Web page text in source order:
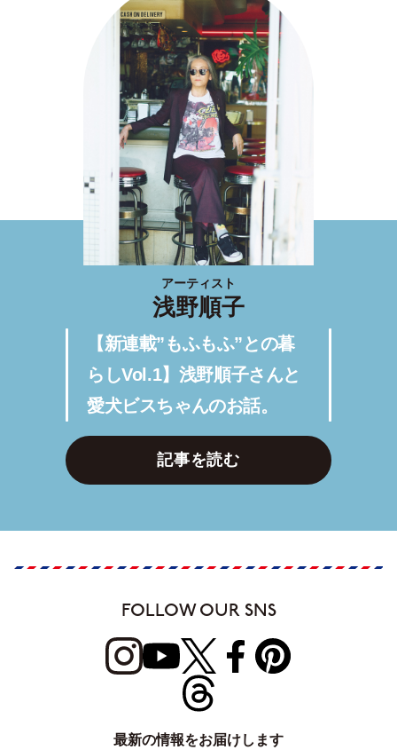
アーティスト
浅野順子
【新連載”もふもふ”との暮
らしVol.1】浅野順子さんと
愛犬ビスちゃんのお話。
記事を読む
FOLLOW OUR SNS
最新の情報をお届けします